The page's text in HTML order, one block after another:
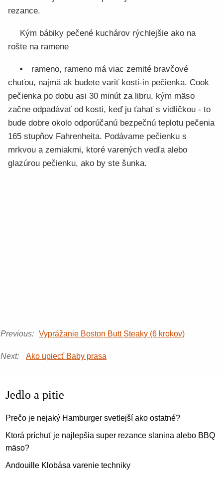
rezance.
Kým bábiky pečené kuchárov rýchlejšie ako na
rošte na ramene
rameno, rameno má viac zemité bravčové
chuťou, najmä ak budete variť kosti-in pečienka. Cook
pečienka po dobu asi 30 minút za libru, kým mäso
začne odpadávať od kosti, keď ju ťahať s vidličkou - to
bude dobre okolo odporúčanú bezpečnú teplotu pečenia
165 stupňov Fahrenheita. Podávame pečienku s
mrkvou a zemiakmi, ktoré varených vedľa alebo
glazúrou pečienku, ako by ste šunka.
Previous: Vyprážanie Boston Butt Steaky (6 krokov)
Next: Ako upiecť Baby prasa
Jedlo a pitie
Prečo je nejaký Hamburger svetlejší ako ostatné?
Ktorá príchuť je najlepšia super rezance slanina alebo BBQ
mäso?
Andouille Klobása varenie techniky